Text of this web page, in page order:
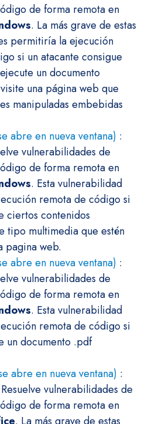
de forma remota en
. La más grave de estas
permitiría la ejecución
si un atacante consigue
un documento
una página web que
manipuladas embebidas
:
vulnerabilidades de
de forma remota en
. Esta vulnerabilidad
remota de código si
ciertos contenidos
tipo multimedia que estén
pagina web.
:
vulnerabilidades de
de forma remota en
. Esta vulnerabilidad
remota de código si
un documento .pdf
:
vulnerabilidades de
de forma remota en